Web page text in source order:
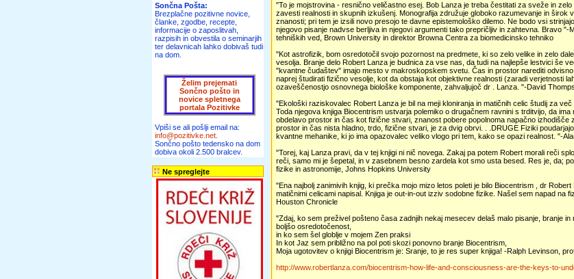
Sončna Pošta:
Brezplačne pozitivne novice,
članke, zgodbe, recepte,
informacije o zaposlitvah,
razpisih in obvestila o seminarjih
ter delavnicah lahko dobivaš tudi
na dom.
Želim prejemati
Sončno pošto in
novice spletnega
portala Pozitivke
Vpiši se ali pošlji email na:
info@pozitivke.net
Sončno pošto tedensko na dom
dobiva okoli 2.500 bralcev.
Ne spreglejte
"To je mojstrovina - resnično veličastno esej. Bob Lanza je treba čestitati za sveže in
zavesti realnosti in skupnih izkušenj. Monografija združuje globoko razumevanje in širok
znanosti; pri tem je izsili novo presojo te davne epistemološko dilemo. Ne bodo vsi
njegovo pisanje nadvse berljiva in njegovi argumenti tako prepričljiv in zahtevna. Bravo
tehniških ved, Brown University in direktor Browna Centra za biomedicinsko tehniko
"Kot astrofizik, bom osredotočil svojo pozornost na predmete, ki so zelo velike in zelo
vesolja. Branje delo Robert Lanza je budnica za vse nas, da tudi na najlepše lestvici še
"kvantne čudaštev" imajo mesto v makroskopskem svetu. Čas in prostor narediti
naprej študirati fizično vesolje, kot da obstaja kot objektivne realnosti (zaradi verjetnosti
ozaveščenostjo osnovnega biološke komponente, zahvaljujoč dr . Lanza. "-David
"Ekološki raziskovalec Robert Lanza je bil na meji kloniranja in matičnih celic študij za
Toda njegova knjiga Biocentrism ustvarja polemiko o drugačnem ravnini s trditvijo, da
obdelavo prostor in čas kot fizične stvari, znanost pobere popolnoma napačno
prostor in čas nista hladno, trdo, fizične stvari, je za dvig obrvi. . .DRUGE Fiziki
kvantne mehanike, ki jo ima opazovalec veliko vlogo pri tem, kako se opazi realnost. "-
"Torej, kaj Lanza pravi, da v tej knjigi ni nič novega. Zakaj pa potem Robert morali reči
reči, samo mi je šepetal, in v zasebnem besno zardela kot smo usta besed. Res je, da;
fizike in astronomije, Johns Hopkins University
"Ena najbolj zanimivih knjig, ki prečka mojo mizo letos poleti je bilo Biocentrism , dr
matičnimi celicami napisal. Knjiga je out-in-out izziv sodobne fizike. Našel sem napad na
Houston Chronicle
"Zdaj, ko sem preživel pošteno časa zadnjih nekaj mesecev delaš malo pisanje, branje
boljšo osredotočenost,
in ko sem šel globlje v mojem Zen praksi
In kot Jaz sem približno na pol poti skozi ponovno branje Biocentrism,
Moja ugotovitev o knjigi Biocentrism je: Sranje, to je res super knjiga! -Ralph Levinson,
http://www.robertlanza.com/biocentrism-how-life-and-consciousness-are-the-keys-to-